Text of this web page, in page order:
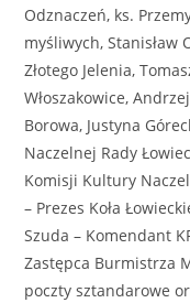
Odznaczeń, ks.
myśliwych, Stanisław
Złotego Jelenia,
Włoszakowice,
Borowa, Justyna
Naczelnej Rady
Komisji Kultury
– Prezes Koła
Szuda – Komendant
Zastępca Burmistrza
poczty sztandarowe